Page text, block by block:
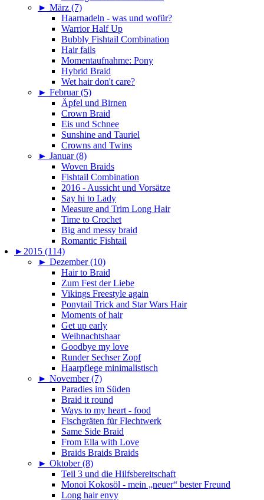
► März (7)
Haarnadeln - was und wofür?
Warrior Half Up
Bubbly Fishtail Combination
Hair fails
Momentaufnahme: Pony
Hybrid Braid
Wet hair don't care?
► Februar (5)
Äpfel und Birnen
Crown Braid
Eis und Schnee
Sunshine and Tauriel
Crowns and Twins
► Januar (8)
Woven Braids
Fishtail Combination
2016 - Aussicht und Vorsätze
Say hi to Lady
Measure and Trim Long Hair
Time to Crochet
Big and messy braid
Romantic Fishtail
► 2015 (114)
► Dezember (10)
Hair to Braid
Zum Fest der Liebe
Vikings Freestyle again
Ponytail Trick and Star Wars Hair
Moments of hair
Get up early
Weihnachtshaar
Goodbye my love
Runder Sechser Zopf
Haarpflege minimalistisch
► November (7)
Paradies im Süden
Braid it round
Ways to my heart - food
Fischgräten für Flechtwerk
Same Side Braid
From Ella with Love
Braids Braids Braids
► Oktober (8)
Teil 3 und die Hilfsbereitschaft
Monoi Kokosöl - mein „neuer“ bester Freund
Long hair envy